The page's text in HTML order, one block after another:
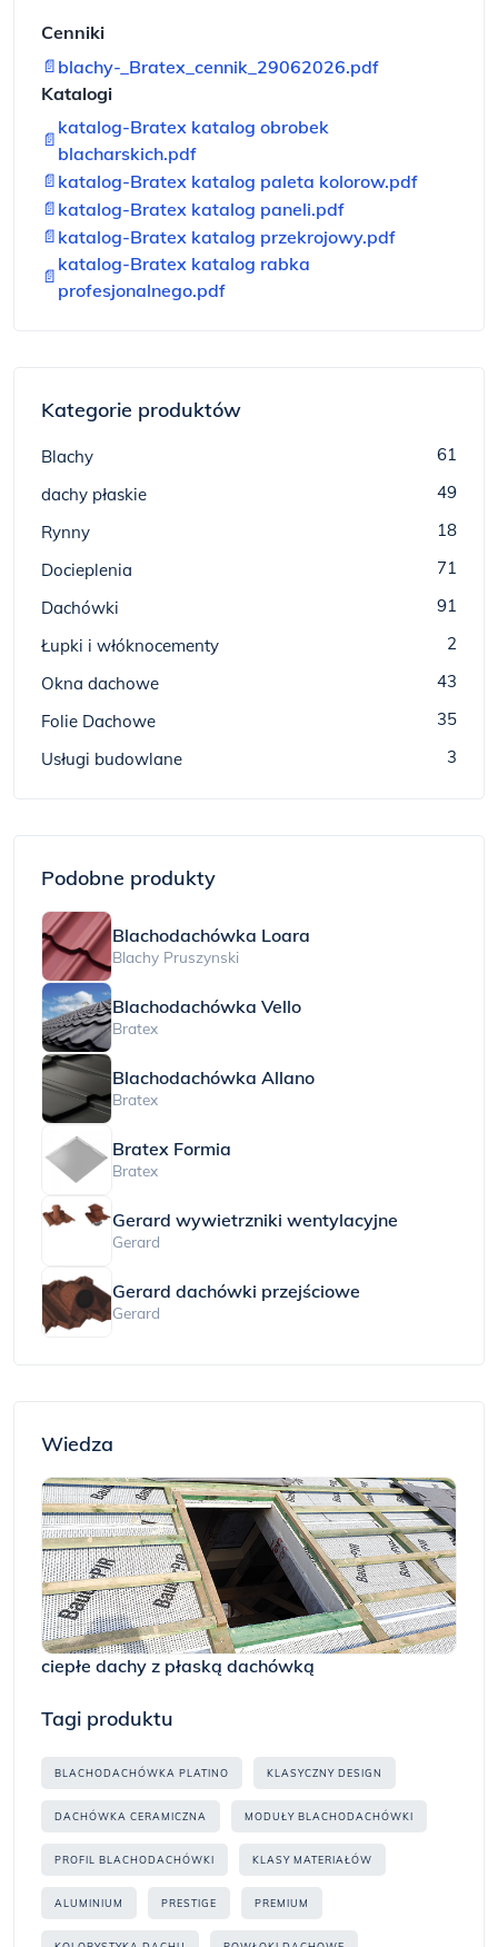
Cenniki
📄 blachy-_Bratex_cennik_29062026.pdf
Katalogi
📄
katalog-Bratex katalog obrobek
blacharskich.pdf
📄 katalog-Bratex katalog paleta kolorow.pdf
📄 katalog-Bratex katalog paneli.pdf
📄 katalog-Bratex katalog przekrojowy.pdf
📄
katalog-Bratex katalog rabka
profesjonalnego.pdf
Kategorie produktów
Blachy
61
dachy płaskie
49
Rynny
18
Docieplenia
71
Dachówki
91
Łupki i włóknocementy
2
Okna dachowe
43
Folie Dachowe
35
Usługi budowlane
3
Podobne produkty
Blachodachówka Loara
Blachy Pruszynski
Blachodachówka Vello
Bratex
Blachodachówka Allano
Bratex
Bratex Formia
Bratex
Gerard wywietrzniki wentylacyjne
Gerard
Gerard dachówki przejściowe
Gerard
Wiedza
ciepłe dachy z płaską dachówką
Tagi produktu
BLACHODACHÓWKA PLATINO KLASYCZNY DESIGN
DACHÓWKA CERAMICZNA MODUŁY BLACHODACHÓWKI
PROFIL BLACHODACHÓWKI KLASY MATERIAŁÓW
ALUMINIUM PRESTIGE PREMIUM